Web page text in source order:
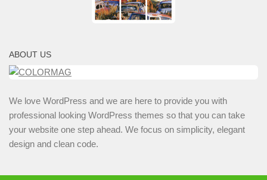
ABOUT US
We love WordPress and we are here to provide you with
professional looking WordPress themes so that you can take
your website one step ahead. We focus on simplicity, elegant
design and clean code.